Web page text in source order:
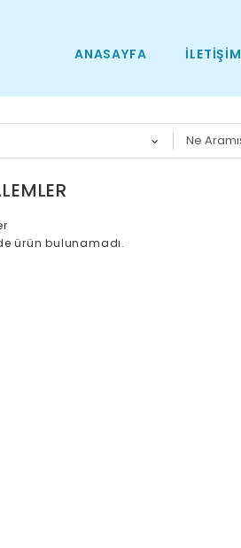
ANASAYFA İLETIŞIM
ürün bulunamadı.